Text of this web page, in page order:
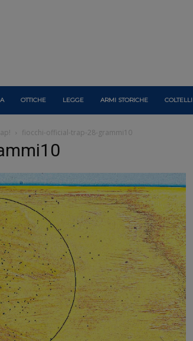
OTTICHE LEGGE ARMI STORICHE COLTELLI
fiocchi-official-trap-28-grammi10